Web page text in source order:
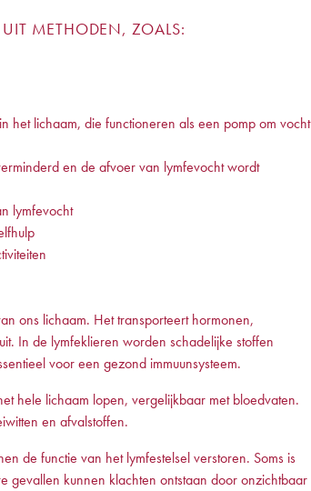
METHODEN, ZOALS:
lichaam, die functioneren als een pomp om vocht
en de afvoer van lymfevocht wordt
lymfevocht
ons lichaam. Het transporteert hormonen,
In de lymfeklieren worden schadelijke stoffen
voor een gezond immuunsysteem.
hele lichaam lopen, vergelijkbaar met bloedvaten.
en afvalstoffen.
de functie van het lymfestelsel verstoren. Soms is
gevallen kunnen klachten ontstaan door onzichtbaar